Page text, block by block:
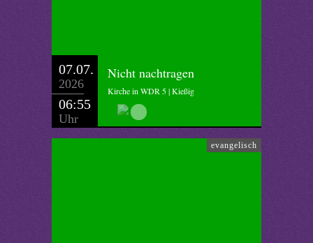
07.07.
2026
06:55
Uhr
Nicht nachtragen
Kirche in WDR 5 | Kießig
evangelisch